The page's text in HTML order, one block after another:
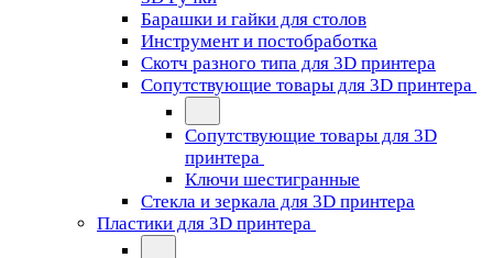
Барашки и гайки для столов
Инструмент и постобработка
Скотч разного типа для 3D принтера
Сопутствующие товары для 3D принтера
Сопутствующие товары для 3D
принтера
Ключи шестигранные
Стекла и зеркала для 3D принтера
Пластики для 3D принтера